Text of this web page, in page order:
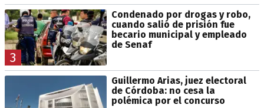
3
Condenado por drogas y robo,
cuando salió de prisión fue
becario municipal y empleado
de Senaf
Guillermo Arias, juez electoral
de Córdoba: no cesa la
polémica por el concurso